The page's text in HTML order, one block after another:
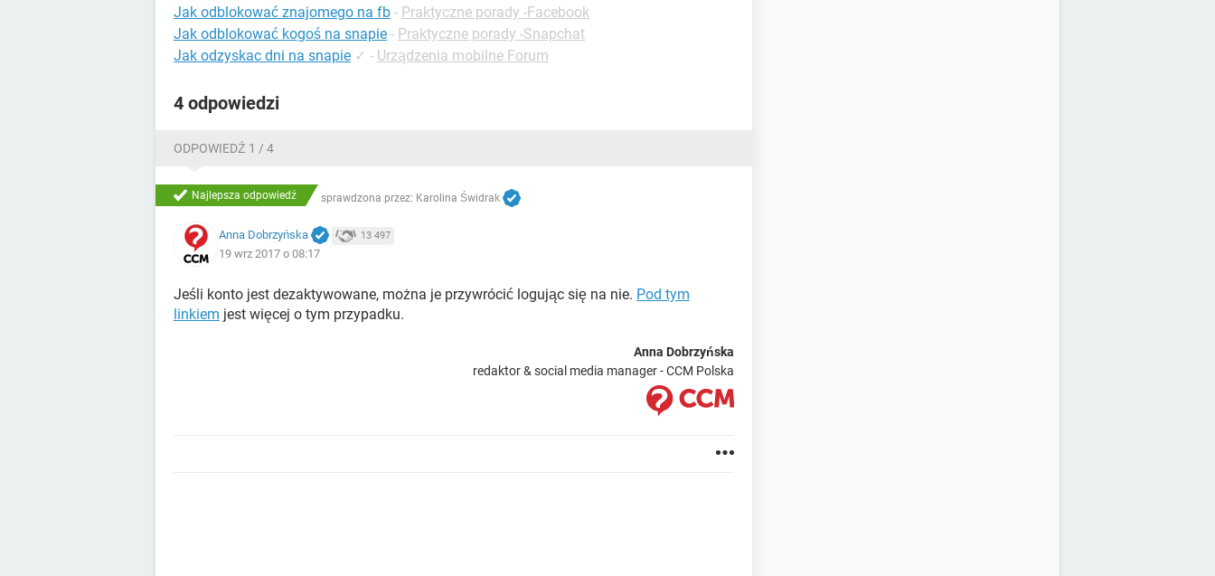
Jak odblokować znajomego na fb - Praktyczne porady -Facebook
Jak odblokować kogoś na snapie - Praktyczne porady -Snapchat
Jak odzyskac dni na snapie ✓ - Urządzenia mobilne Forum
4 odpowiedzi
ODPOWIEDŹ 1 / 4
Najlepsza odpowiedź sprawdzona przez: Karolina Świdrak
Anna Dobrzyńska 13 497
19 wrz 2017 o 08:17
Jeśli konto jest dezaktywowane, można je przywrócić logując się na nie. Pod tym
linkiem jest więcej o tym przypadku.
Anna Dobrzyńska
redaktor & social media manager - CCM Polska